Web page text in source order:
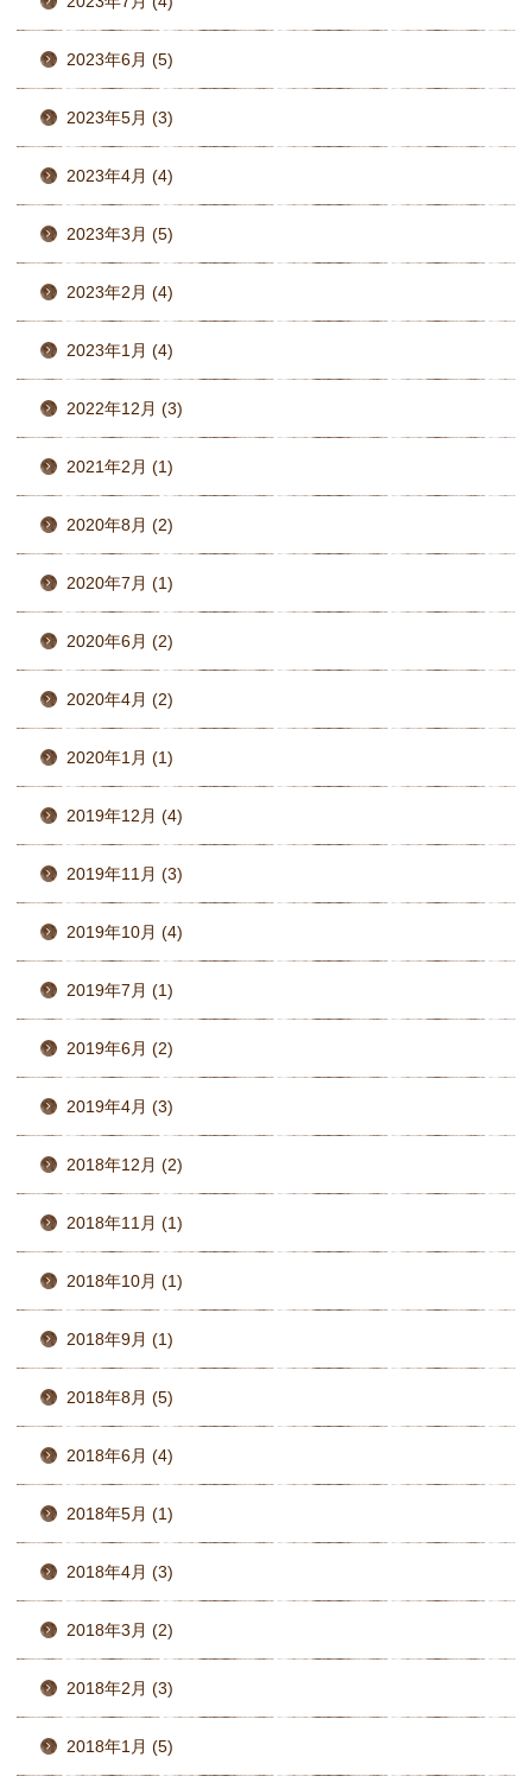
2023年6月 (5)
2023年5月 (3)
2023年4月 (4)
2023年3月 (5)
2023年2月 (4)
2023年1月 (4)
2022年12月 (3)
2021年2月 (1)
2020年8月 (2)
2020年7月 (1)
2020年6月 (2)
2020年4月 (2)
2020年1月 (1)
2019年12月 (4)
2019年11月 (3)
2019年10月 (4)
2019年7月 (1)
2019年6月 (2)
2019年4月 (3)
2018年12月 (2)
2018年11月 (1)
2018年10月 (1)
2018年9月 (1)
2018年8月 (5)
2018年6月 (4)
2018年5月 (1)
2018年4月 (3)
2018年3月 (2)
2018年2月 (3)
2018年1月 (5)